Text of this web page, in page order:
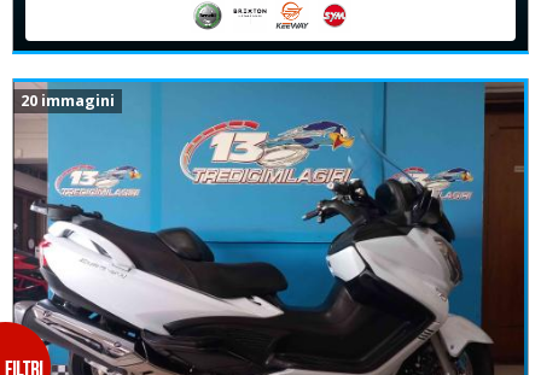
20 immagini